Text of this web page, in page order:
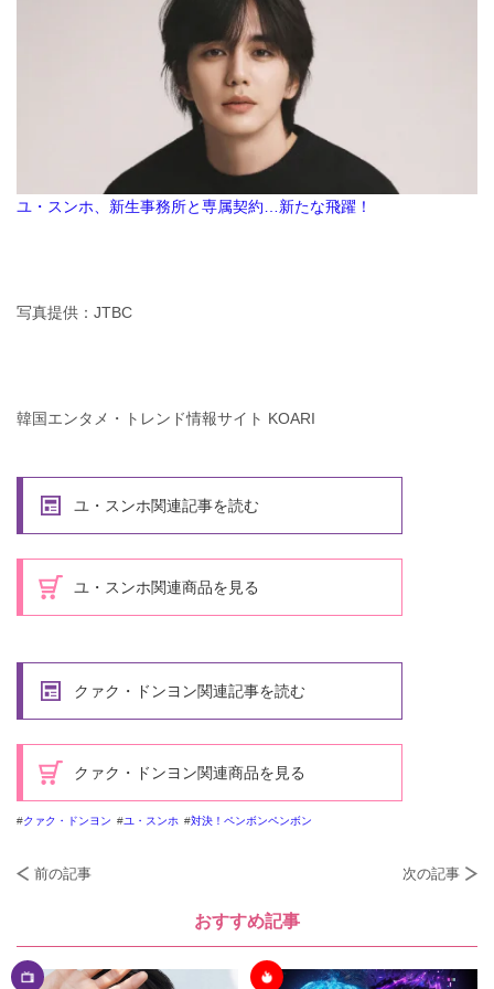
ユ・スンホ、新生事務所と専属契約…新たな飛躍！
写真提供：JTBC
韓国エンタメ・トレンド情報サイト KOARI
ユ・スンホ関連記事を読む
ユ・スンホ関連商品を見る
クァク・ドンヨン関連記事を読む
クァク・ドンヨン関連商品を見る
クァク・ドンヨン ユ・スンホ 対決！ペンボンペンボン
前の記事 次の記事
おすすめ記事